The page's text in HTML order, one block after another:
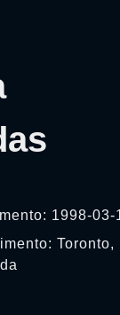
1998-03-
Toronto,